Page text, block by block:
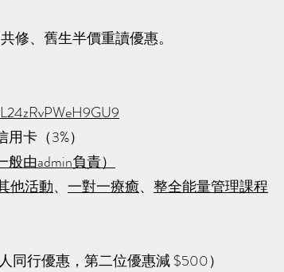
修、舊生半價重讀優惠。
卡（3%）
由admin負責）
他活動、 一對一療癒、 整全能量管理課程
行優惠，第二位優惠減 $500）